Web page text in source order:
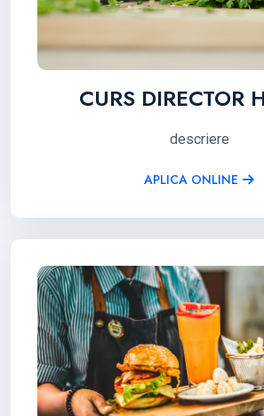
CURS DIRECTOR
descriere
APLICA ONLINE